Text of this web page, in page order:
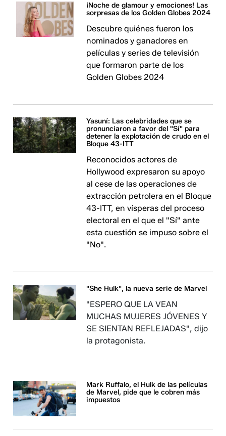
¡Noche de glamour y emociones! Las
sorpresas de los Golden Globes 2024
Descubre quiénes fueron los
nominados y ganadores en
películas y series de televisión
que formaron parte de los
Golden Globes 2024
Yasuní: Las celebridades que se
pronunciaron a favor del "Sí" para
detener la explotación de crudo en el
Bloque 43-ITT
Reconocidos actores de
Hollywood expresaron su apoyo
al cese de las operaciones de
extracción petrolera en el Bloque
43-ITT, en vísperas del proceso
electoral en el que el "Sí" ante
esta cuestión se impuso sobre el
"No".
"She Hulk", la nueva serie de Marvel
"ESPERO QUE LA VEAN
MUCHAS MUJERES JÓVENES Y
SE SIENTAN REFLEJADAS", dijo
la protagonista.
Mark Ruffalo, el Hulk de las películas
de Marvel, pide que le cobren más
impuestos